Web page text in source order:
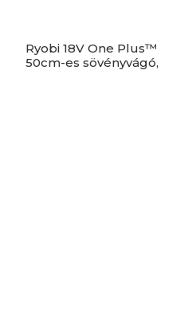
Ryobi 18V One Plus™
50cm-es sövényvágó,